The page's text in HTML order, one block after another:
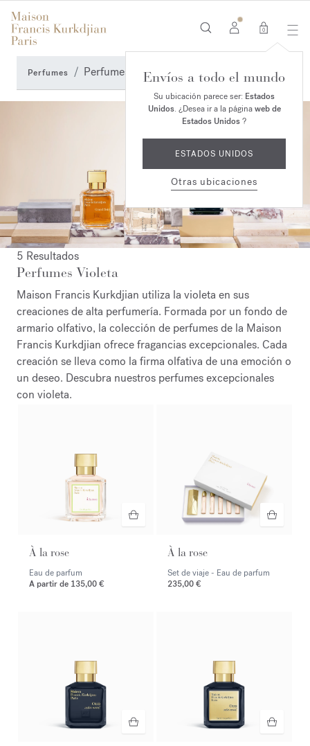
0
Envíos a todo el mundo
Su ubicación parece ser: Estados
Unidos. ¿Desea ir a la páginaweb de
Estados Unidos?
ESTADOS UNIDOS
Otras ubicaciones
Perfumes Perfumes Violeta
5 Resultados
Perfumes Violeta
Maison Francis Kurkdjian utiliza la violeta en sus
creaciones de alta perfumería. Formada por un fondo de
armario olfativo, la colección de perfumes de la Maison
Francis Kurkdjian ofrece fragancias excepcionales. Cada
creación se lleva como la firma olfativa de una emoción o
un deseo. Descubra nuestros perfumes excepcionales
con violeta.
À la rose
Eau de parfum
A partir de 135,00 €
À la rose
Set de viaje - Eau de parfum
235,00 €